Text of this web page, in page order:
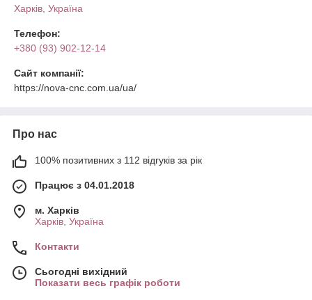
Харків, Україна
Телефон:
+380 (93) 902-12-14
Сайт компанії:
https://nova-cnc.com.ua/ua/
Про нас
100% позитивних з 112 відгуків за рік
Працює з 04.01.2018
м. Харків
Харків, Україна
Контакти
Сьогодні вихідний
Показати весь графік роботи